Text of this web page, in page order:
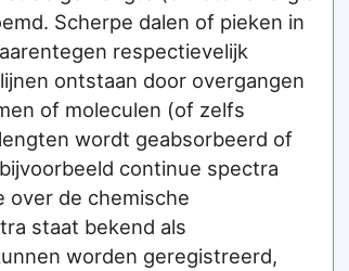
Scherpe dalen of pieken in
respectievelijk
ontstaan door overgangen
of moleculen (of zelfs
wordt geabsorbeerd of
continue spectra
over de chemische
staat bekend als
worden geregistreerd,